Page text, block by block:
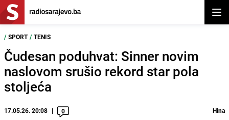
/ SPORT / TENIS
Čudesan poduhvat: Sinner novim
naslovom srušio rekord star pola
stoljeća
17.05.26. 20:08 0 Hina